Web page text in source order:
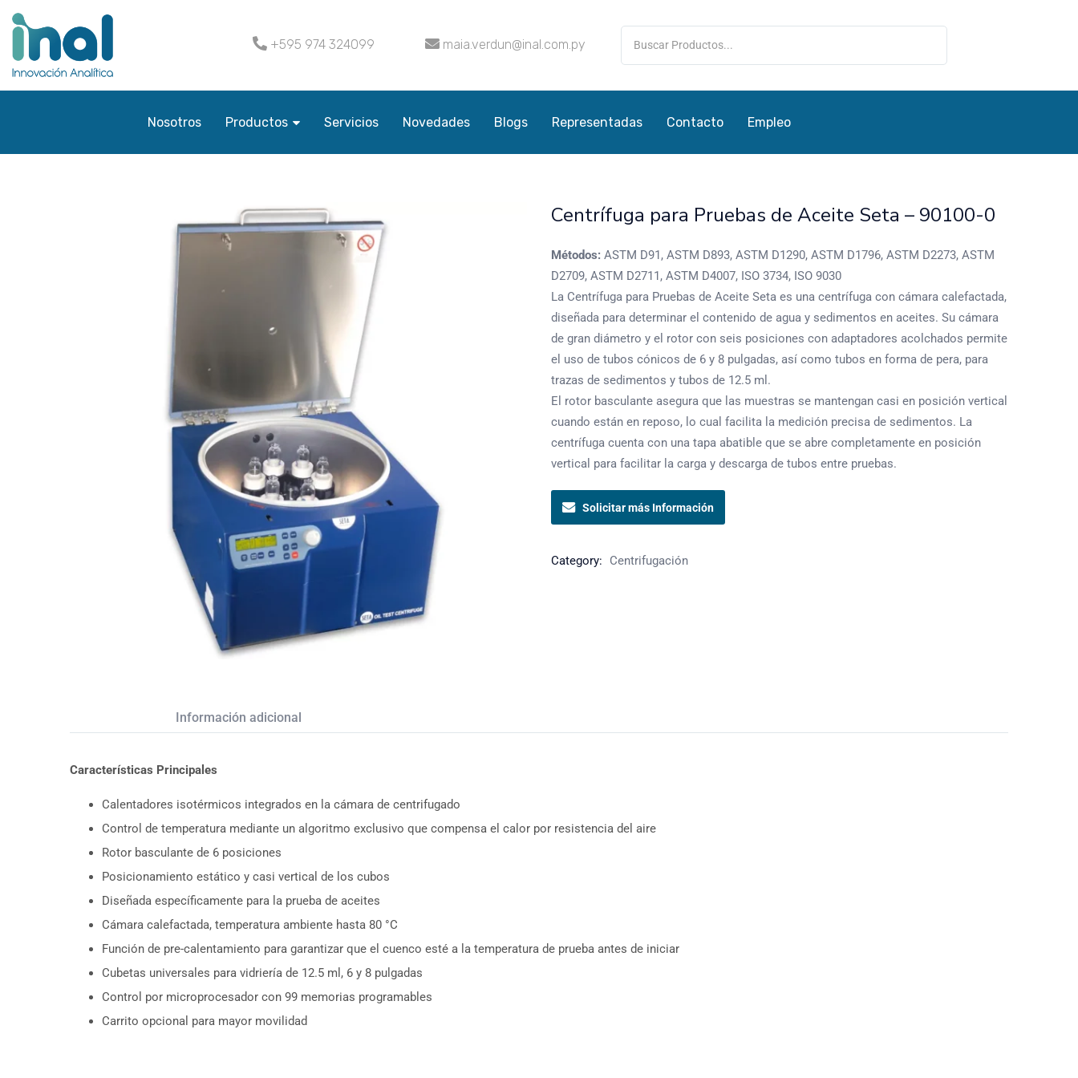
+595 974 324099 maia.verdun@inal.com.py
Nosotros Productos Servicios Novedades Blogs Representadas Contacto Empleo
Centrífuga para Pruebas de Aceite Seta – 90100-0
Métodos: ASTM D91, ASTM D893, ASTM D1290, ASTM D1796, ASTM D2273, ASTM
D2709, ASTM D2711, ASTM D4007, ISO 3734, ISO 9030
La Centrífuga para Pruebas de Aceite Seta es una centrífuga con cámara calefactada,
diseñada para determinar el contenido de agua y sedimentos en aceites. Su cámara
de gran diámetro y el rotor con seis posiciones con adaptadores acolchados permite
el uso de tubos cónicos de 6 y 8 pulgadas, así como tubos en forma de pera, para
trazas de sedimentos y tubos de 12.5 ml.
El rotor basculante asegura que las muestras se mantengan casi en posición vertical
cuando están en reposo, lo cual facilita la medición precisa de sedimentos. La
centrífuga cuenta con una tapa abatible que se abre completamente en posición
vertical para facilitar la carga y descarga de tubos entre pruebas.
Solicitar más Información
Category: Centrifugación
Información adicional
Características Principales
Calentadores isotérmicos integrados en la cámara de centrifugado
Control de temperatura mediante un algoritmo exclusivo que compensa el calor por resistencia del aire
Rotor basculante de 6 posiciones
Posicionamiento estático y casi vertical de los cubos
Diseñada específicamente para la prueba de aceites
Cámara calefactada, temperatura ambiente hasta 80 °C
Función de pre-calentamiento para garantizar que el cuenco esté a la temperatura de prueba antes de iniciar
Cubetas universales para vidriería de 12.5 ml, 6 y 8 pulgadas
Control por microprocesador con 99 memorias programables
Carrito opcional para mayor movilidad